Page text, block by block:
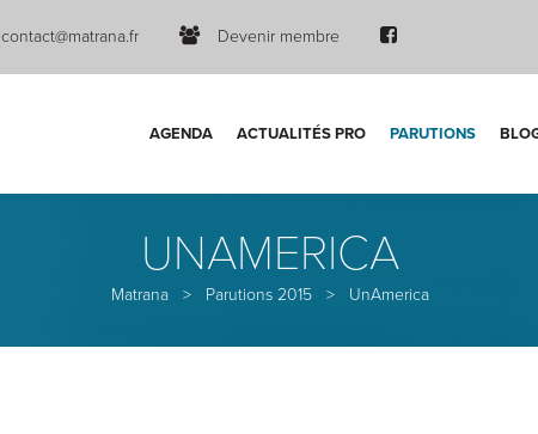
contact@matrana.fr Devenir membre
AGENDA ACTUALITÉS PRO PARUTIONS
UNAMERICA
Matrana > Parutions 2015 > UnAmerica